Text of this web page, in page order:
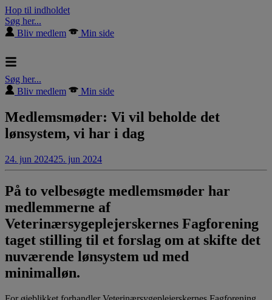
Hop til indholdet
Søg her...
Bliv medlem
Min side
Søg her...
Bliv medlem
Min side
Medlemsmøder: Vi vil beholde det
lønsystem, vi har i dag
24. jun 202425. jun 2024
På to velbesøgte medlemsmøder har
medlemmerne af
Veterinærsygeplejerskernes Fagforening
taget stilling til et forslag om at skifte det
nuværende lønsystem ud med
minimalløn.